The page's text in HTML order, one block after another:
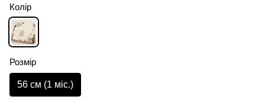
Колір
Розмір
56 см (1 мiс.)